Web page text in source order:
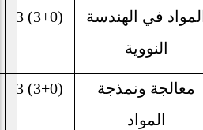
المواد في الهندسة
النووية
3 (3+0)
معالجة ونمذجة
المواد
3 (3+0)